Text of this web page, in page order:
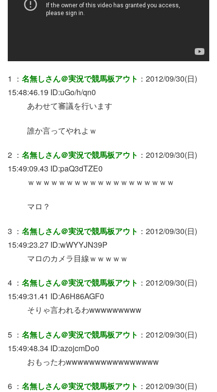
1 ： 名無しさん＠実況で競馬板アウト ：2012/09/30(日)
15:48:46.19 ID:uGo/h/qn0
あわせて審議を行います
誰か言ってやれよｗ
2 ： 名無しさん＠実況で競馬板アウト ：2012/09/30(日)
15:49:09.43 ID:paQ3dTZE0
ｗｗｗｗｗｗｗｗｗｗｗｗｗｗｗｗｗｗｗ
マロ？
3 ： 名無しさん＠実況で競馬板アウト ：2012/09/30(日)
15:49:23.27 ID:wWYYJN39P
マロのカメラ目線ｗｗｗｗｗ
4 ： 名無しさん＠実況で競馬板アウト ：2012/09/30(日)
15:49:31.41 ID:A6H86AGF0
そりゃ言われるわwwwwwwwww
5 ： 名無しさん＠実況で競馬板アウト ：2012/09/30(日)
15:49:48.34 ID:azojcmDo0
おもったわwwwwwwwwwwwwwwww
6 ： 名無しさん＠実況で競馬板アウト ：2012/09/30(日)